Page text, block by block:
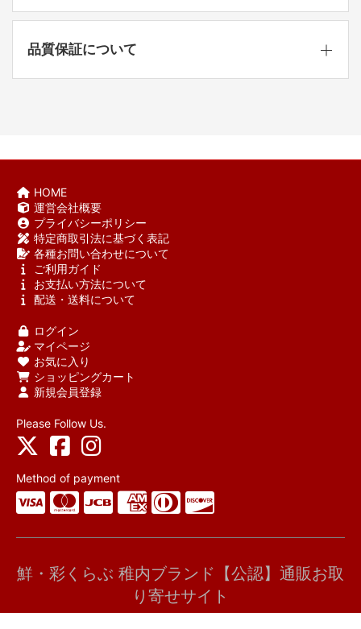
品質保証について
HOME
運営会社概要
プライバシーポリシー
特定商取引法に基づく表記
各種お問い合わせについて
ご利用ガイド
お支払い方法について
配送・送料について
ログイン
マイページ
お気に入り
ショッピングカート
新規会員登録
Please Follow Us.
Method of payment
鮮・彩くらぶ 稚内ブランド【公認】通販お取
り寄せサイト